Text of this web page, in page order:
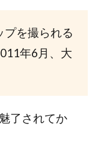
プを撮られる
年6月、大
了されてか